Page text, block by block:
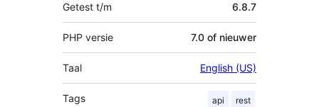
Getest t/m 6.8.7
PHP versie 7.0 of nieuwer
Taal English (US)
Tags api rest